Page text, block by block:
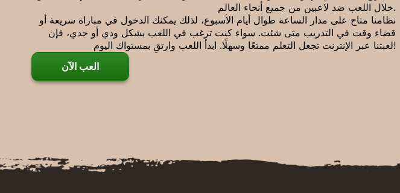
خلال اللعب ضد لاعبين من جميع أنحاء العالم.
نظامنا متاح على مدار الساعة طوال أيام الأسبوع، لذلك يمكنك الدخول في مباراة سريعة أو
قضاء وقت في التدريب متى شئت. سواء كنت ترغب في اللعب بشكل ودي أو جدي، فإن
لعبتنا عبر الإنترنت تجعل التعلم ممتعًا وسهلًا. ابدأ اللعب وارتقِ بمستواك اليوم!
العب الآن